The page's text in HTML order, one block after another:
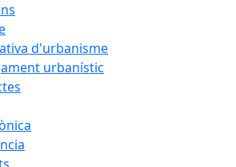
d'urbanisme
urbanístic